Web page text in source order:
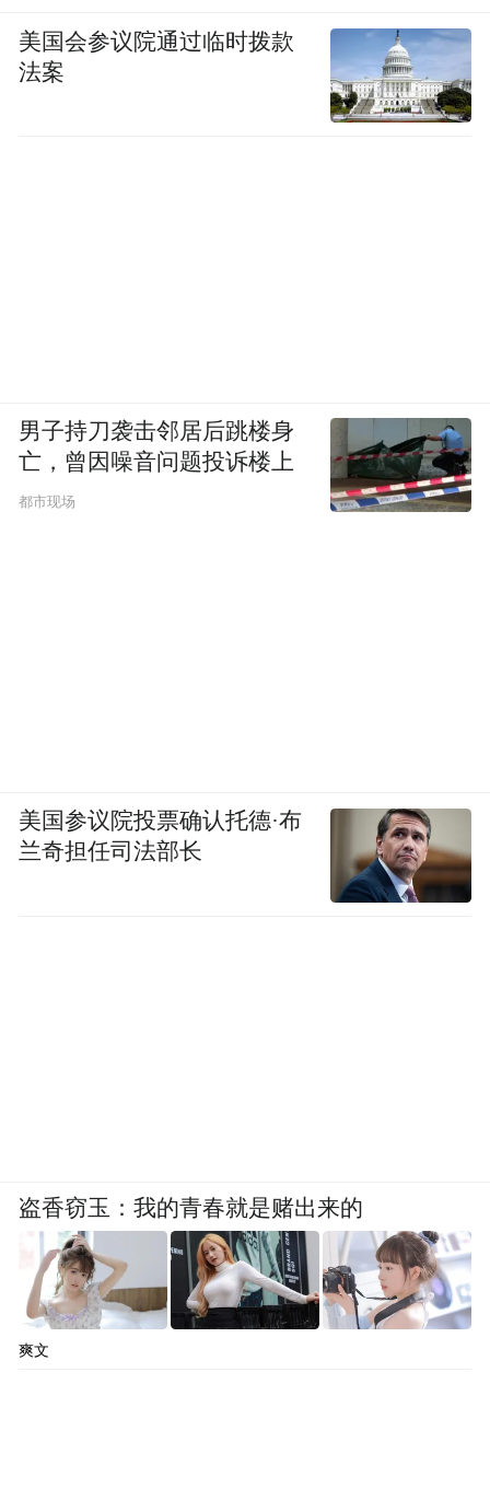
美国会参议院通过临时拨款
法案
男子持刀袭击邻居后跳楼身
亡，曾因噪音问题投诉楼上
都市现场
美国参议院投票确认托德·布
兰奇担任司法部长
盗香窃玉：我的青春就是赌出来的
爽文